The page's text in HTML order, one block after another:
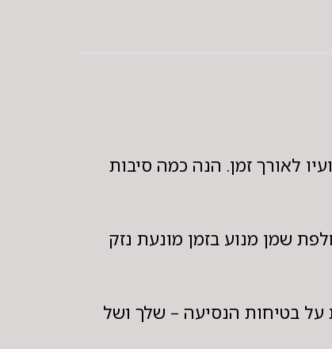
לאורך זמן. הנה כמה סיבות
שמן מנוע בזמן מונעת נזק
על בטיחות הנסיעה – שלך ושל